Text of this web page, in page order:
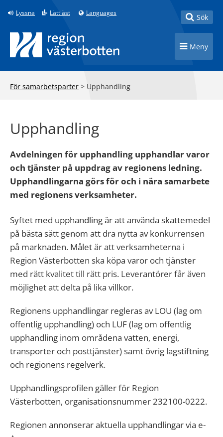
Till innehåll på sidan
Lyssna Lättläst Languages Toggle
Sök
Toggle
Meny
För samarbetsparter > Upphandling
Upphandling
Avdelningen för upphandling upphandlar varor
och tjänster på uppdrag av regionens ledning.
Upphandlingarna görs för och i nära samarbete
med regionens verksamheter.
Syftet med upphandling är att använda skattemedel
på bästa sätt genom att dra nytta av konkurrensen
på marknaden. Målet är att verksamheterna i
Region Västerbotten ska köpa varor och tjänster
med rätt kvalitet till rätt pris. Leverantörer får även
möjlighet att delta på lika villkor.
Regionens upphandlingar regleras av LOU (lag om
offentlig upphandling) och LUF (lag om offentlig
upphandling inom områdena vatten, energi,
transporter och posttjänster) samt övrig lagstiftning
och regionens regelverk.
Upphandlingsprofilen gäller för Region
Västerbotten, organisationsnummer 232100-0222.
Regionen annonserar aktuella upphandlingar via e-